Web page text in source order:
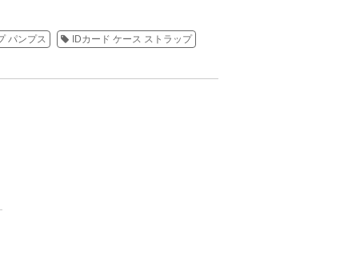
パンプス IDカード ケース ストラップ